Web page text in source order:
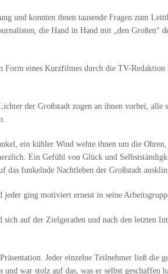
und konnten ihnen tausende Fragen zum
die Hand in Hand mit „den Großen“
Form eines Kurzfilmes durch die TV-Redaktion
der Großstadt zogen an ihnen vorbei, alle
ein kühler Wind wehte ihnen um die
Ein Gefühl von Glück und
funkelnde Nachtleben der Großstadt
jeder ging motiviert erneut in seine
auf der Zielgeraden und nach den letzten
Jeder einzelne Teilnehmer ließ die
war stolz auf das, was er selbst geschaffen